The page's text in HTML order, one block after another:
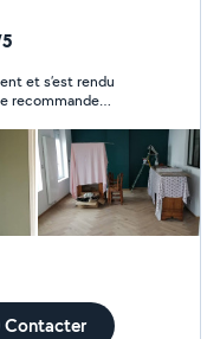
et s’est rendu
recommande
son travail.
Contacter